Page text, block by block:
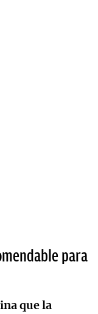
para
que la